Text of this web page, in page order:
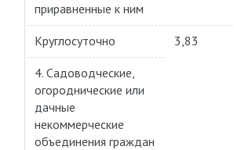
приравненные к ним
Круглосуточно 3,83
4. Садоводческие,
огороднические или
дачные
некоммерческие
объединения граждан